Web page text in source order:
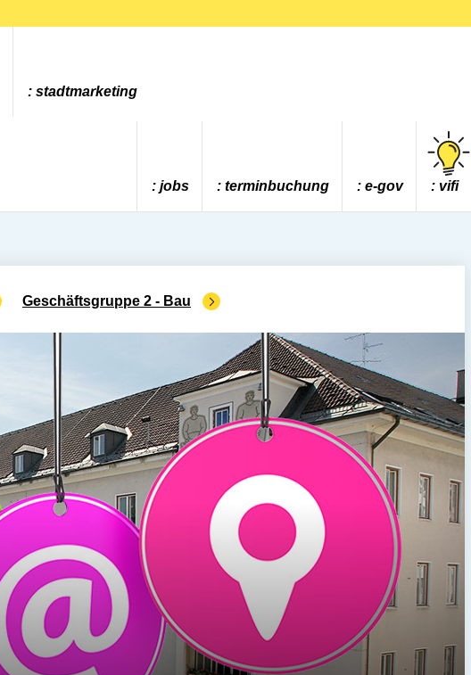
stadtmarketing
jobs terminbuchung e-gov vifi
Geschäftsgruppe 2 - Bau